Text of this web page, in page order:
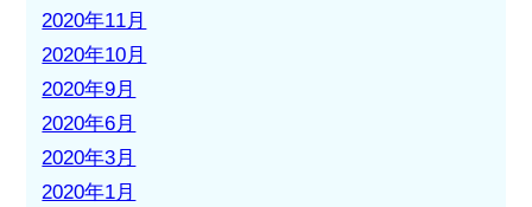
2020年11月
2020年10月
2020年9月
2020年6月
2020年3月
2020年1月